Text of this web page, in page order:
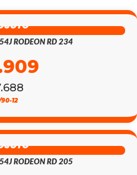
RODEON RD 234
12
RODEON RD 205